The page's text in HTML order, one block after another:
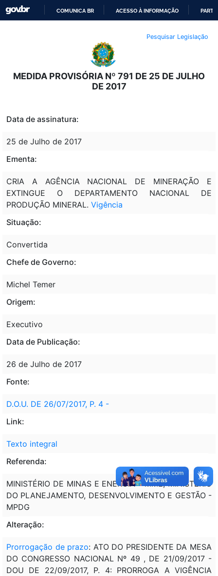
O
CONTEÚDO
COMUNICA BR ACESSO À INFORMAÇÃO
Pesquisar Legislação
MEDIDA PROVISÓRIA Nº 791 DE 25 DE JULHO
DE 2017
Data de assinatura:
25 de Julho de 2017
Ementa:
CRIA A AGÊNCIA NACIONAL DE MINERAÇÃO E
EXTINGUE O DEPARTAMENTO NACIONAL DE
PRODUÇÃO MINERAL. Vigência
Situação:
Convertida
Chefe de Governo:
Michel Temer
Origem:
Executivo
Data de Publicação:
26 de Julho de 2017
Fonte:
D.O.U. DE 26/07/2017, P. 4 -
Link:
Texto integral
Referenda:
MINISTÉRIO DE MINAS E ENERGIA - MME; MINISTÉRIO
DO PLANEJAMENTO, DESENVOLVIMENTO E GESTÃO -
MPDG
Alteração:
Prorrogação de prazo: ATO DO PRESIDENTE DA MESA
DO CONGRESSO NACIONAL Nº 49 , DE 21/09/2017 -
DOU DE 22/09/2017, P. 4: PRORROGA A VIGÊNCIA